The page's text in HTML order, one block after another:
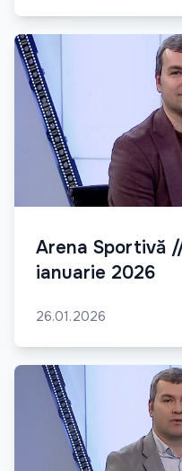
Arena Sportivă
ianuarie 2026
26.01.2026